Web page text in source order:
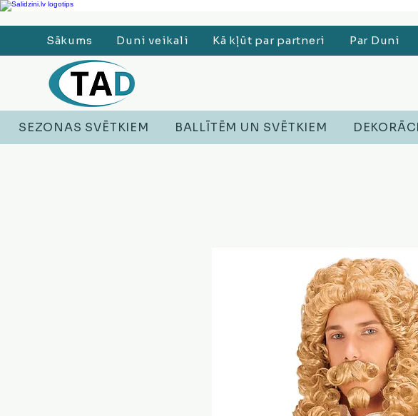
Ledusskapji, Sadzīves tehnika, Smaržas, Operatīvā atmiņa, Putekļu sūcēji, Lego, Austiņas
Sākums Duni veikali Kā kļūt par partneri Par Duni
SEZONAS SVĒTKIEM BALLĪTĒM UN SVĒTKIEM